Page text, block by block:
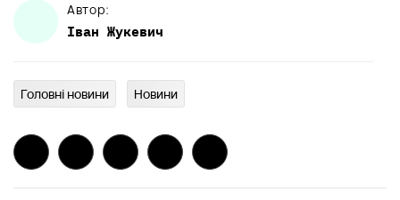
Автор:
Іван Жукевич
Головні новини Новини